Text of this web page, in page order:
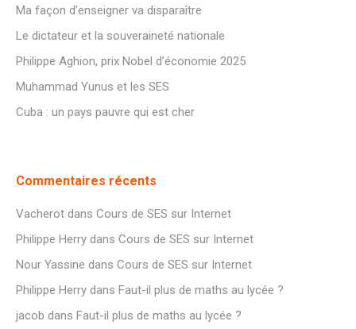
Ma façon d’enseigner va disparaître
Le dictateur et la souveraineté nationale
Philippe Aghion, prix Nobel d’économie 2025
Muhammad Yunus et les SES
Cuba : un pays pauvre qui est cher
Commentaires récents
Vacherot dans Cours de SES sur Internet
Philippe Herry dans Cours de SES sur Internet
Nour Yassine dans Cours de SES sur Internet
Philippe Herry dans Faut-il plus de maths au lycée ?
jacob dans Faut-il plus de maths au lycée ?